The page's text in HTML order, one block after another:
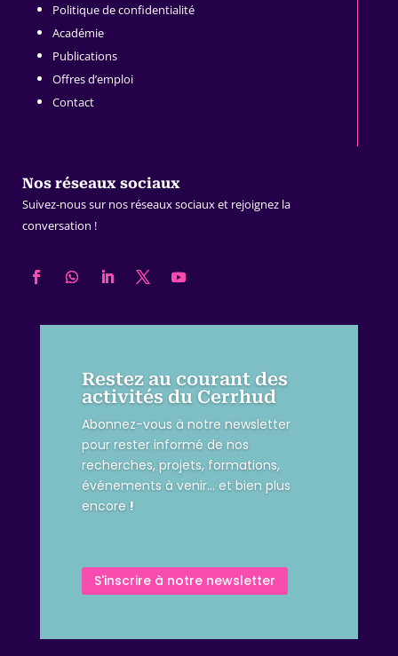
Politique de confidentialité
Académie
Publications
Offres d’emploi
Contact
Nos réseaux sociaux
Suivez-nous sur nos réseaux sociaux et rejoignez la
conversation !
Restez au courant des
activités du Cerrhud
Abonnez-vous à notre newsletter
pour rester informé de nos
recherches, projets, formations,
événements à venir… et bien plus
encore !
S'inscrire à notre newsletter